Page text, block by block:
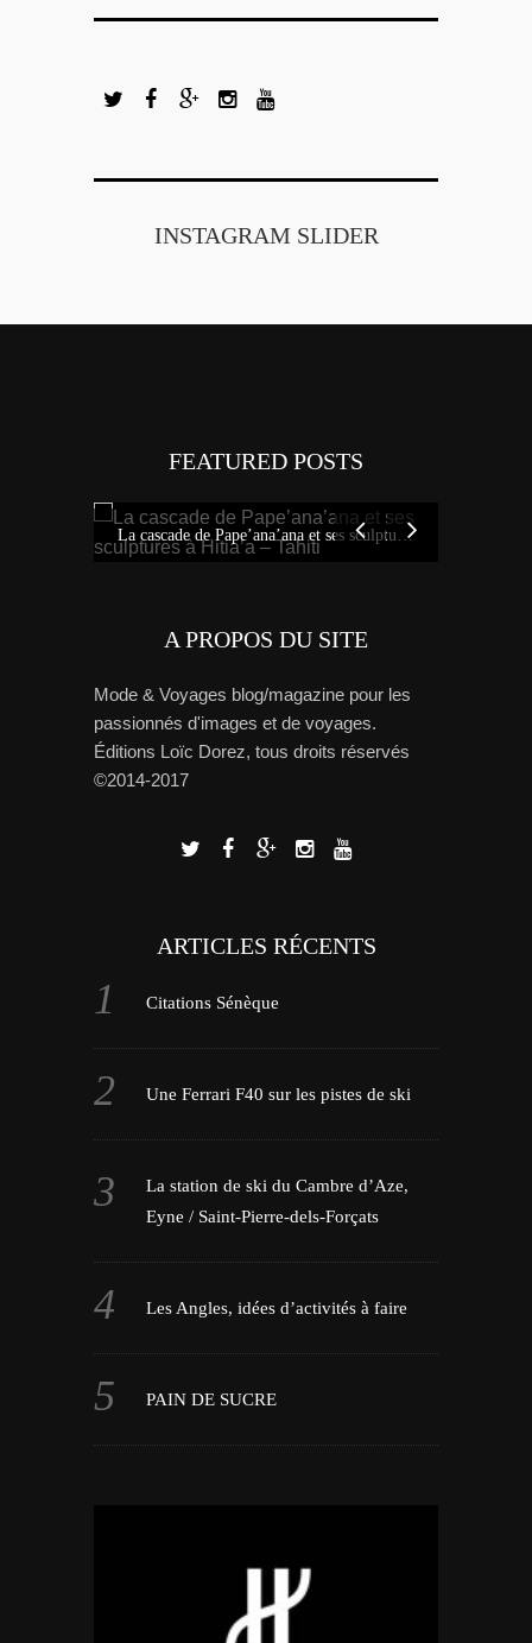
INSTAGRAM SLIDER
FEATURED POSTS
La cascade de Pape’ana’ana et ses sculptures à Hitia’a – Tahiti
A PROPOS DU SITE
Mode & Voyages blog/magazine pour les
passionnés d'images et de voyages.
Éditions Loïc Dorez, tous droits réservés
©2014-2017
ARTICLES RÉCENTS
Citations Sénèque
Une Ferrari F40 sur les pistes de ski
La station de ski du Cambre d’Aze,
Eyne / Saint-Pierre-dels-Forçats
Les Angles, idées d’activités à faire
PAIN DE SUCRE